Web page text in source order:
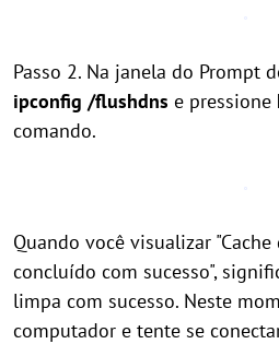
Passo 2. Na janela do Prompt
ipconfig /flushdns e pressione
comando.
Quando você visualizar "Cache
concluído com sucesso",
limpa com sucesso. Neste
computador e tente se